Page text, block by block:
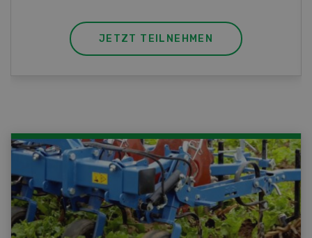
JETZT TEILNEHMEN